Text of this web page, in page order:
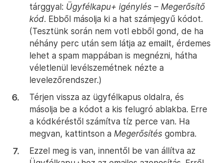
tárggyal: Ügyfélkapu+ igénylés – Megerősítő
kód. Ebből másolja ki a hat számjegyű kódot.
(Tesztünk során nem votl ebből gond, de ha
néhány perc után sem látja az emailt, érdemes
lehet a spam mappában is megnézni, hátha
véletlenül levélszemétnek nézte a
levelezőrendszer.)
Térjen vissza az ügyfélkapus oldalra, és
másolja be a kódot a kis felugró ablakba. Erre
a kódkéréstől számítva tíz perce van. Ha
megvan, kattintson a Megerősítés gombra.
Ezzel meg is van, innentől be van állítva az